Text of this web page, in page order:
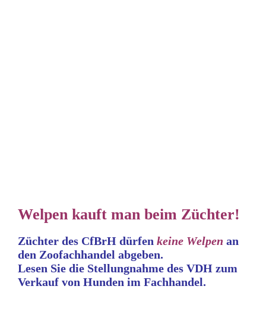
Welpen kauft man beim Züchter!
Züchter des CfBrH dürfen keine Welpen an
den Zoofachhandel abgeben.
Lesen Sie die Stellungnahme des VDH zum
Verkauf von Hunden im Fachhandel.